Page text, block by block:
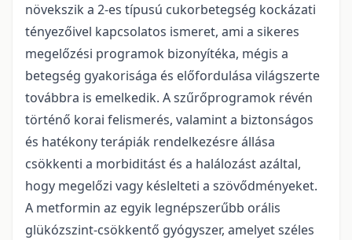
növekszik a 2-es típusú cukorbetegség kockázati
tényezőivel kapcsolatos ismeret, ami a sikeres
megelőzési programok bizonyítéka, mégis a
betegség gyakorisága és előfordulása világszerte
továbbra is emelkedik. A szűrőprogramok révén
történő korai felismerés, valamint a biztonságos
és hatékony terápiák rendelkezésre állása
csökkenti a morbiditást és a halálozást azáltal,
hogy megelőzi vagy késlelteti a szövődményeket.
A metformin az egyik legnépszerűbb orális
glükózszint-csökkentő gyógyszer, amelyet széles